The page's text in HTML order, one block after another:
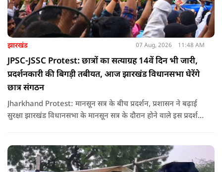
झारखंड 07 Aug, 2026 11:48 AM
JPSC-JSSC Protest: छात्रों का सत्याग्रह 14वें दिन भी जारी,
प्रदर्शनकारी की बिगड़ी तबीयत, आज झारखंड विधानसभा घेरेंगे
छात्र संगठन
Jharkhand Protest: मानसून सत्र के बीच प्रदर्शन, प्रशासन ने बढ़ाई
सुरक्षा झारखंड विधानसभा के मानसून सत्र के दौरान होने वाले इस प्रदर्शन
जनाधिकार महासभा के आह्वान पर आयोजित किया जा रहा है.